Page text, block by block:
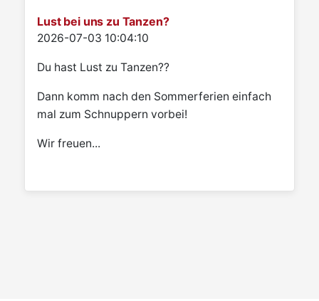
Lust bei uns zu Tanzen?
Details
2026-07-03 10:04:10
Du hast Lust zu Tanzen??
Dann komm nach den Sommerferien einfach
mal zum Schnuppern vorbei!
Wir freuen...